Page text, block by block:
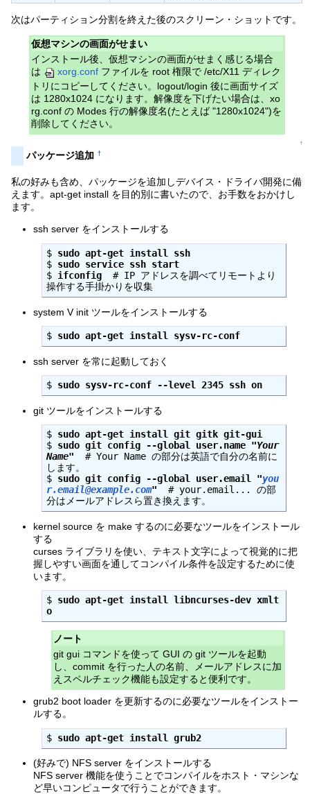
次はパーティション分割を終えた後のスクリーン・ショットです。
仮想マシンの画面がせまい
インストール後、仮想マシンの画面がせまく感じる場合
は
xorg.confファイルを root 権限で /etc/X11 ディレク
トリにコピーしてください。logout/login 後に画面サイズ
は 1280x1024 になります。解像度を下げたい場合は、xo
rg.conf の Modes 行の解像度名(たとえば "1280x1024")を
削除してください。
↑
パッケージ追加 †
私の好みも含め、パッケージを追加しデバイス・ドライバ開発に備
えます。apt-get install を目的別に書いたので、お手数をおかけし
ます。
ssh server をインストールする
$ sudo apt-get install ssh
$ sudo service ssh start
$ ifconfig
  # IP アドレスを調べてリモートより
操作する手掛かりを収集
system V init ツールをインストールする
$ sudo apt-get install sysv-rc-conf
ssh server を常に起動しておく
$ sudo sysv-rc-conf --level 2345 ssh on
git ツールをインストールする
$ sudo apt-get install git gitk git-gui
$ sudo git config --global user.name "Your
Name"
  # Your Name の部分は英語で自分の名前に
します。
$ sudo git config --global user.email "you
r.email@example.com"
  # your.email... の部
分はメールアドレスら置き換えます。
kernel source を make するのに必要なツールをインストール
する
curses ライブラリを使い、テキスト文字によって視覚的に把
握しやすい画面を通してコンパイル条件を設定するために使
います。
$ sudo apt-get install libncurses-dev xmlt
o
ノート
git gui コマンドを使って GUI の git ツールを起動
し、commit を行った人の名前、メールアドレスに加
えスペルチェック機能も設定すると便利です。
grub2 boot loader を更新するのに必要なツールをインストー
ルする。
$ sudo apt-get install grub2
(好みで) NFS server をインストールする
NFS server 機能を使うことでコンパイルをホスト・マシンな
ど早いコンピュータで行うことができます。